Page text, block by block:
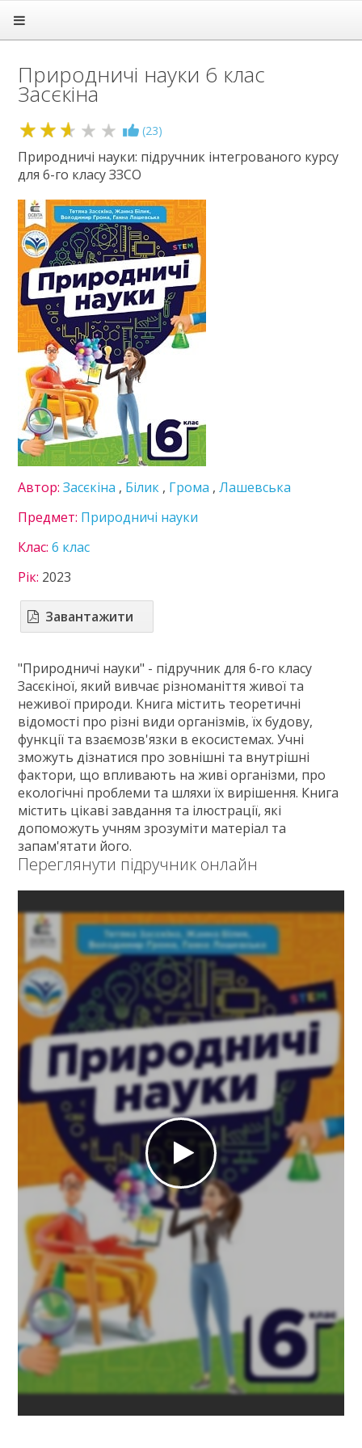
Підручники
1 клас
2 клас
4 клас
5 клас
6 клас
Англійська мова
Біологія
Географія
Громадянська освіта
Етика
Зарубіжна література
Здоров'я
Інформатика
Історія
Культура добросусідства
Література
Математика
Мистецтво
Мови нац. меншин
Німецька мова
Технології
Українська література
Французька мова
7 клас
9 клас
10 клас
ГДЗ
Статті
Зв'язок
Політика
Природничі науки 6 клас
Засєкіна
2.6 (23)
Природничі науки: підручник інтегрованого курсу
для 6-го класу ЗЗСО
Автор:Засєкіна , Білик , Грома ,Лашевська
Предмет: Природничі науки
Клас:6 клас
Рік: 2023
Завантажити
"Природничі науки" - підручник для 6-го класу
Засєкіної, який вивчає різноманіття живої та
неживої природи. Книга містить теоретичні
відомості про різні види організмів, їх будову,
функції та взаємозв'язки в екосистемах. Учні
зможуть дізнатися про зовнішні та внутрішні
фактори, що впливають на живі організми, про
екологічні проблеми та шляхи їх вирішення. Книга
містить цікаві завдання та ілюстрації, які
допоможуть учням зрозуміти матеріал та
запам'ятати його.
Переглянути підручник онлайн